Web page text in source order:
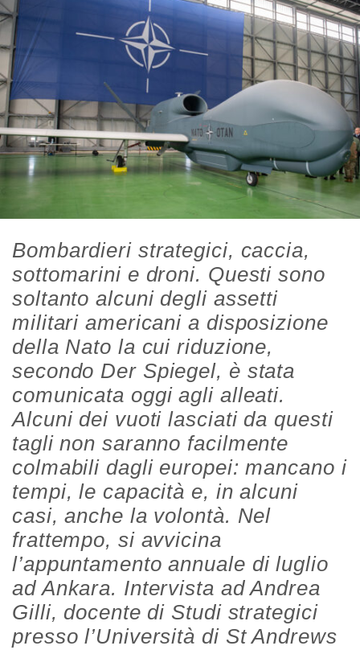
Bombardieri strategici, caccia,
sottomarini e droni. Questi sono
soltanto alcuni degli assetti
militari americani a disposizione
della Nato la cui riduzione,
secondo Der Spiegel, è stata
comunicata oggi agli alleati.
Alcuni dei vuoti lasciati da questi
tagli non saranno facilmente
colmabili dagli europei: mancano i
tempi, le capacità e, in alcuni
casi, anche la volontà. Nel
frattempo, si avvicina
l’appuntamento annuale di luglio
ad Ankara. Intervista ad Andrea
Gilli, docente di Studi strategici
presso l’Università di St Andrews